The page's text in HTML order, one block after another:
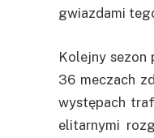
gwiazdami
Kolejny sezon
36 meczach
występach
elitarnymi